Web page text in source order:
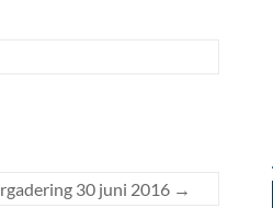
30 juni 2016 →